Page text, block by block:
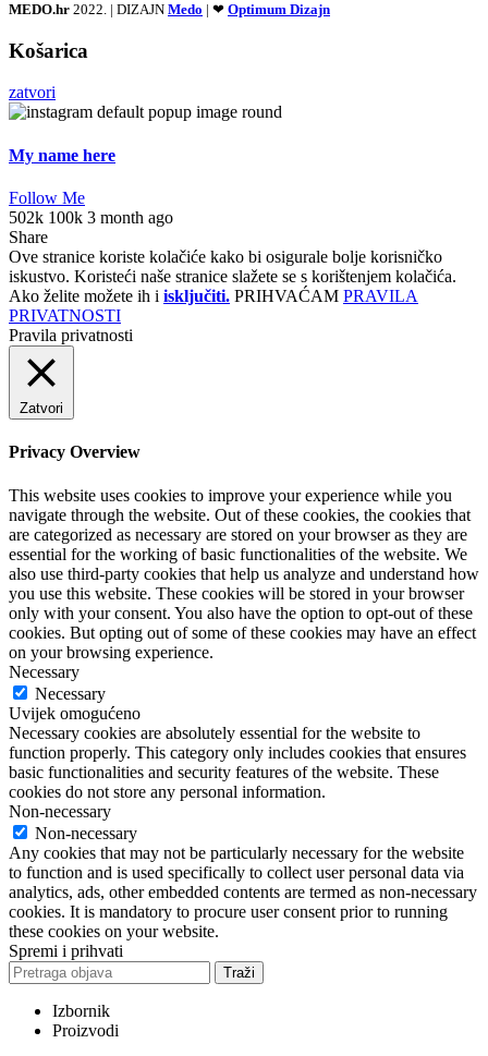
MEDO.hr 2022. | DIZAJN Medo | ❤ Optimum Dizajn
Košarica
zatvori
My name here
Follow Me
502k 100k 3 month ago
Share
Ove stranice koriste kolačiće kako bi osigurale bolje korisničko
iskustvo. Koristeći naše stranice slažete se s korištenjem kolačića.
Ako želite možete ih i isključiti. PRIHVAĆAM PRAVILA
PRIVATNOSTI
Pravila privatnosti
Zatvori
Privacy Overview
This website uses cookies to improve your experience while you
navigate through the website. Out of these cookies, the cookies that
are categorized as necessary are stored on your browser as they are
essential for the working of basic functionalities of the website. We
also use third-party cookies that help us analyze and understand how
you use this website. These cookies will be stored in your browser
only with your consent. You also have the option to opt-out of these
cookies. But opting out of some of these cookies may have an effect
on your browsing experience.
Necessary
Necessary
Uvijek omogućeno
Necessary cookies are absolutely essential for the website to
function properly. This category only includes cookies that ensures
basic functionalities and security features of the website. These
cookies do not store any personal information.
Non-necessary
Non-necessary
Any cookies that may not be particularly necessary for the website
to function and is used specifically to collect user personal data via
analytics, ads, other embedded contents are termed as non-necessary
cookies. It is mandatory to procure user consent prior to running
these cookies on your website.
Spremi i prihvati
Traži
Izbornik
Proizvodi